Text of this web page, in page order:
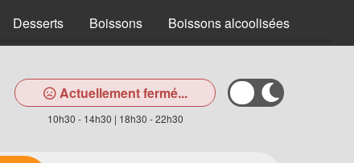
Desserts Boissons Boissons alcoolisées
Actuellement fermé...
10h30 - 14h30 | 18h30 - 22h30